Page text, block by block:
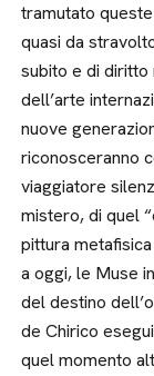
tramutato
quasi da
subito e di diritto
dell’arte
nuove
riconosceranno
viaggiatore
mistero, di quel
pittura
a oggi, le Muse
del destino
de Chirico
quel momento